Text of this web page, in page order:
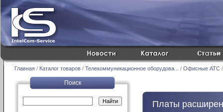
Главная / Каталог товаров / Телекоммуникационное оборудова... / Офисные АТС
Поиск
Платы